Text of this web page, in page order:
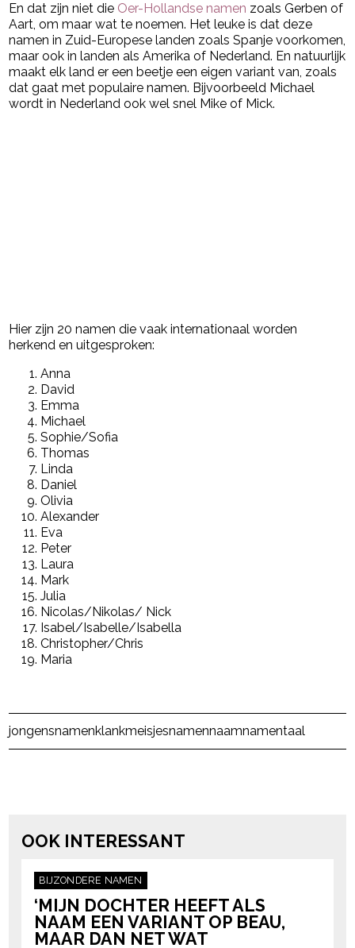
En dat zijn niet die Oer-Hollandse namen zoals Gerben of
Aart, om maar wat te noemen. Het leuke is dat deze
namen in Zuid-Europese landen zoals Spanje voorkomen,
maar ook in landen als Amerika of Nederland. En natuurlijk
maakt elk land er een beetje een eigen variant van, zoals
dat gaat met populaire namen. Bijvoorbeeld Michael
wordt in Nederland ook wel snel Mike of Mick.
Hier zijn 20 namen die vaak internationaal worden
herkend en uitgesproken:
Anna
David
Emma
Michael
Sophie/Sofia
Thomas
Linda
Daniel
Olivia
Alexander
Eva
Peter
Laura
Mark
Julia
Nicolas/Nikolas/ Nick
Isabel/Isabelle/Isabella
Christopher/Chris
Maria
Post Views: 4.270
jongensnamenklankmeisjesnamennaamnamentaal
OOK INTERESSANT
BIJZONDERE NAMEN
‘MIJN DOCHTER HEEFT ALS
NAAM EEN VARIANT OP BEAU,
MAAR DAN NET WAT